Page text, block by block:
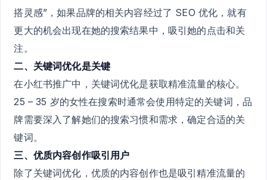
搭灵感”，如果品牌的相关内容经过了 SEO 优化，就有
更大的机会出现在她的搜索结果中，吸引她的点击和关
注。
二、关键词优化是关键
在小红书推广中，关键词优化是获取精准流量的核心。
25 – 35 岁的女性在搜索时通常会使用特定的关键词，品
牌需要深入了解她们的搜索习惯和需求，确定合适的关
键词。
三、优质内容创作吸引用户
除了关键词优化，优质的内容创作也是吸引精准流量的